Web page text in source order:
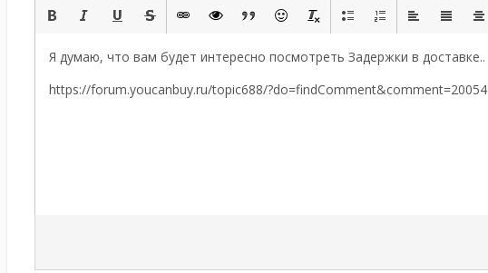
Я думаю, что вам будет интересно посмотреть Задержки в доставке..
https://forum.youcanbuy.ru/topic688/?do=findComment&comment=20054